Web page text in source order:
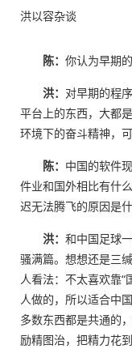
洪以容杂谈
陈： 你认为早期
洪： 对早期的程
平台上的东西，大都
环境下的奋斗精神，
陈： 中国的软件
件业和国外相比有什
迟无法腾飞的原因是什
洪： 和中国足球
骚满篇。想想还是三
人看法：不太喜欢靠“
人做的，所以适合中
多数东西都是共通的
励精图治，把精力花